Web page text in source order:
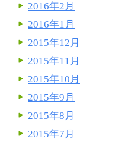
2016年2月
2016年1月
2015年12月
2015年11月
2015年10月
2015年9月
2015年8月
2015年7月